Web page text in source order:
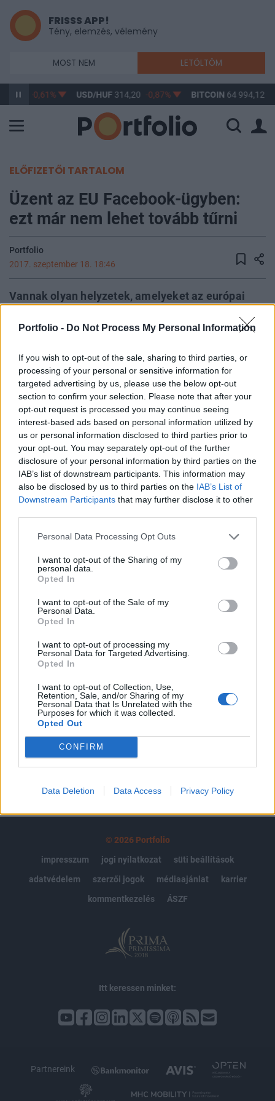
Portfolio - Do Not Process My Personal Information
If you wish to opt-out of the sale, sharing to third parties, or
processing of your personal or sensitive information for
targeted advertising by us, please use the below opt-out
section to confirm your selection. Please note that after your
opt-out request is processed you may continue seeing
interest-based ads based on personal information utilized by
us or personal information disclosed to third parties prior to
your opt-out. You may separately opt-out of the further
disclosure of your personal information by third parties on the
IAB’s list of downstream participants. This information may
also be disclosed by us to third parties on the IAB’s List of
Downstream Participants that may further disclose it to other
Personal Data Processing Opt Outs
I want to opt-out of the Sharing of my
personal data.
Opted In
I want to opt-out of the Sale of my
Personal Data.
Opted In
I want to opt-out of processing my
Personal Data for Targeted Advertising.
Opted In
I want to opt-out of Collection, Use,
Retention, Sale, and/or Sharing of my
Personal Data that Is Unrelated with the
Purposes for which it was collected.
Opted Out
CONFIRM
Data Deletion Data Access Privacy Policy
FRISSS APP!
Tény, elemzés, vélemény
MOST NEM LETÖLTÖM
-0,61% USD/HUF314,20 -0,87% BITCOIN 64 994,12
ELŐFIZETŐI TARTALOM
Üzent az EU Facebook-ügyben:
ezt már nem lehet tovább tűrni
Portfolio
2017. szeptember 18. 18:46
Vannak olyan helyzetek, amelyeket az európai
Moscovici uniós pénzügyi biztos az amerikai
Hangsúlyozta, hogy az új rendszer egy sztenderd
adóalapot hoz majd létre, az új törvényt 2018-ban
vezetheti be az EU - számol be a hírről a CNBC.
Az amerikai internetes óriáscégeknek fair módon kellene
adózniuk tevékenységük után, az uniós pénzügyi biztos
szerint az olyan cégeket, mint a Facebook, a Google vagy
az Airbnb is úgy kell megadóztatni, mint azt a klasszikus
gazdasági szereplőkkel tennénk. Éppen ezért az EU arra
készül, hogy bezárja az ezeknek az óriáscégeknek a
rendelkezésére álló adózási kiskapukat...
A keresett cikk a portfolio.hu hírarchívumához
tartozik, melynek olvasása előfizetéses
regisztrációhoz kötött.
Az előfizetés a következőket tartalmazza:
Kötéslisták: BÉT elmúlt 2 év napon belüli
kötéslistái
Előfizetés
MÁR ELŐFIZETŐNK VAGY?
© 2026 Portfolio
impresszum
jogi nyilatkozat
süti beállítások
adatvédelem
szerzői jogok médiaajánlat
karrier
kommentkezelés
ÁSZF
Itt keressen minket:
Partnereink